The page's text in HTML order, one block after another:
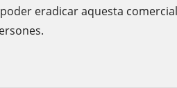
eradicar aquesta